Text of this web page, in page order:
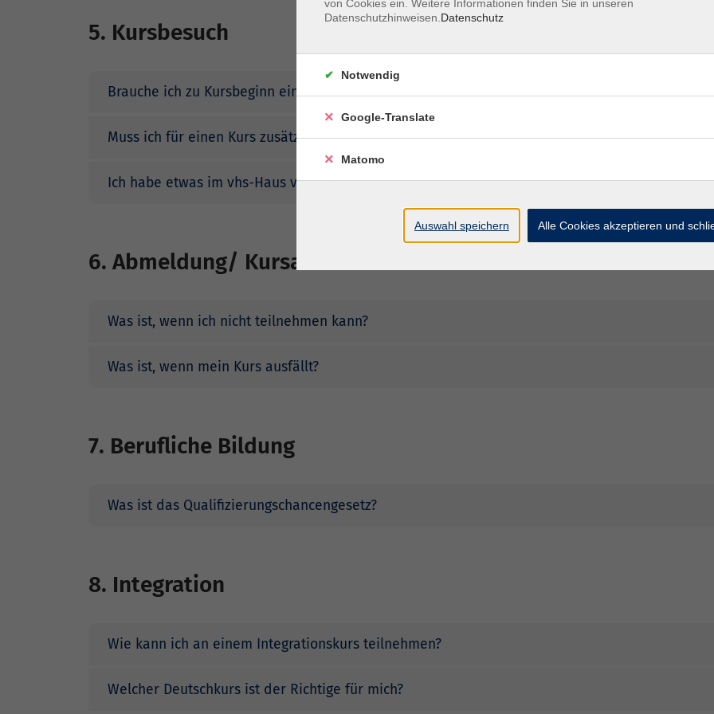
5. Kursbesuch
Brauche ich zu Kursbeginn eine Anmeldebestätigung?
Muss ich für einen Kurs zusätzlich Bücher oder anderes Material kaufen?
Ich habe etwas im vhs-Haus verloren/gefunden.
6. Abmeldung/ Kursausfall
Was ist, wenn ich nicht teilnehmen kann?
Was ist, wenn mein Kurs ausfällt?
7. Berufliche Bildung
Was ist das Qualifizierungschancengesetz?
8. Integration
Wie kann ich an einem Integrationskurs teilnehmen?
Welcher Deutschkurs ist der Richtige für mich?
von Cookies ein. Weitere Informationen finden Sie in unseren
Datenschutzhinweisen. Datenschutz
Notwendig
Google-Translate
Matomo
Auswahl speichern Alle Cookies akzeptieren und